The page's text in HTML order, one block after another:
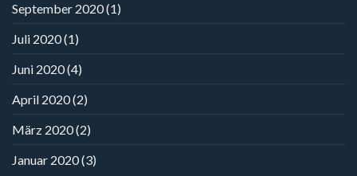
September 2020(1)
Juli 2020(1)
Juni 2020(4)
April 2020(2)
März 2020(2)
Januar 2020(3)